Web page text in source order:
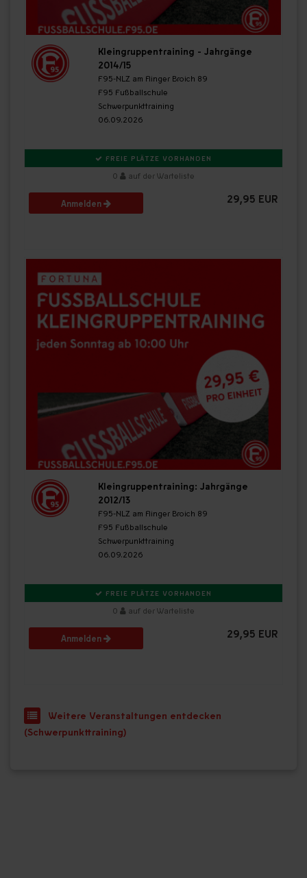
Kleingruppentraining - Jahrgänge
2014/15
F95-NLZ am Flinger Broich 89
F95 Fußballschule
Schwerpunkttraining
06.09.2026
FREIE PLÄTZE VORHANDEN
0 auf der Warteliste
Anmelden 29,95 EUR
Kleingruppentraining: Jahrgänge
2012/13
F95-NLZ am Flinger Broich 89
F95 Fußballschule
Schwerpunkttraining
06.09.2026
FREIE PLÄTZE VORHANDEN
0 auf der Warteliste
Anmelden 29,95 EUR
Weitere Veranstaltungen entdecken
(Schwerpunkttraining)